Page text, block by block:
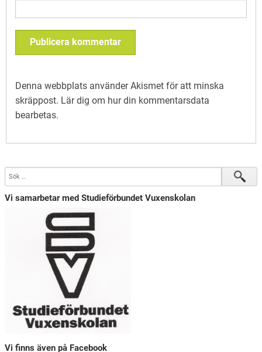
Denna webbplats använder Akismet för att minska
skräppost. Lär dig om hur din kommentarsdata
bearbetas.
Vi samarbetar med Studieförbundet Vuxenskolan
Vi finns även på Facebook